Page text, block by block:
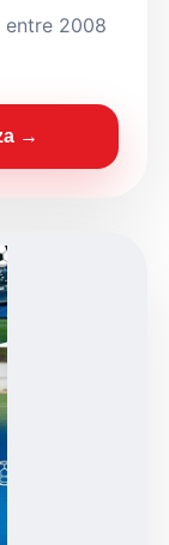
entre 2008
→